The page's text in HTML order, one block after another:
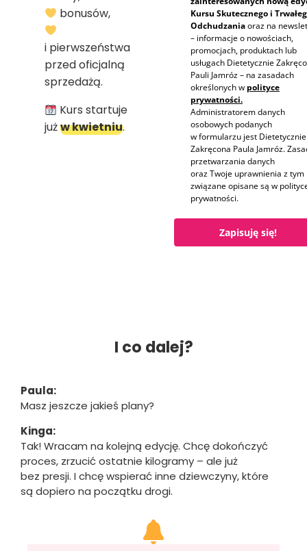
bonusów,
i pierwszeństwa
przed oficjalną
sprzedażą.
Kurs startuje
jużw kwietniu.
Kursu Skutecznego i
Odchudzaniaoraz na
– informacje o nowościach,
promocjach, produktach lub
usługach Dietetycznie
Pauli Jamróz – na zasadach
określonych w polityce
prywatności.
Administratorem danych
osobowych podanych
w formularzu jest Dietetycznie
Zakręcona Paula Jamróz.
przetwarzania danych
oraz Twoje uprawnienia z tym
związane opisane są w
prywatności.
Zapisuję się!
I co dalej?
Paula:
Masz jeszcze jakieś plany?
Kinga:
Tak! Wracam na kolejną edycję. Chcę dokończyć
proces, zrzucić ostatnie kilogramy – ale już
bez presji. I chcę wspierać inne dziewczyny, które
są dopiero na początku drogi.